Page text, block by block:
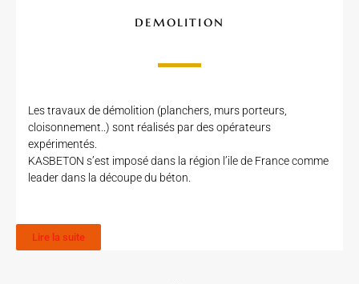
demolition
Les travaux de démolition (planchers, murs porteurs,
cloisonnement..) sont réalisés par des opérateurs
expérimentés.
KASBETON s’est imposé dans la région l’ile de France comme
leader dans la découpe du béton.
Lire la suite